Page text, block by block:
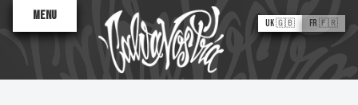
Menu
UK 🇬🇧 FR 🇫🇷